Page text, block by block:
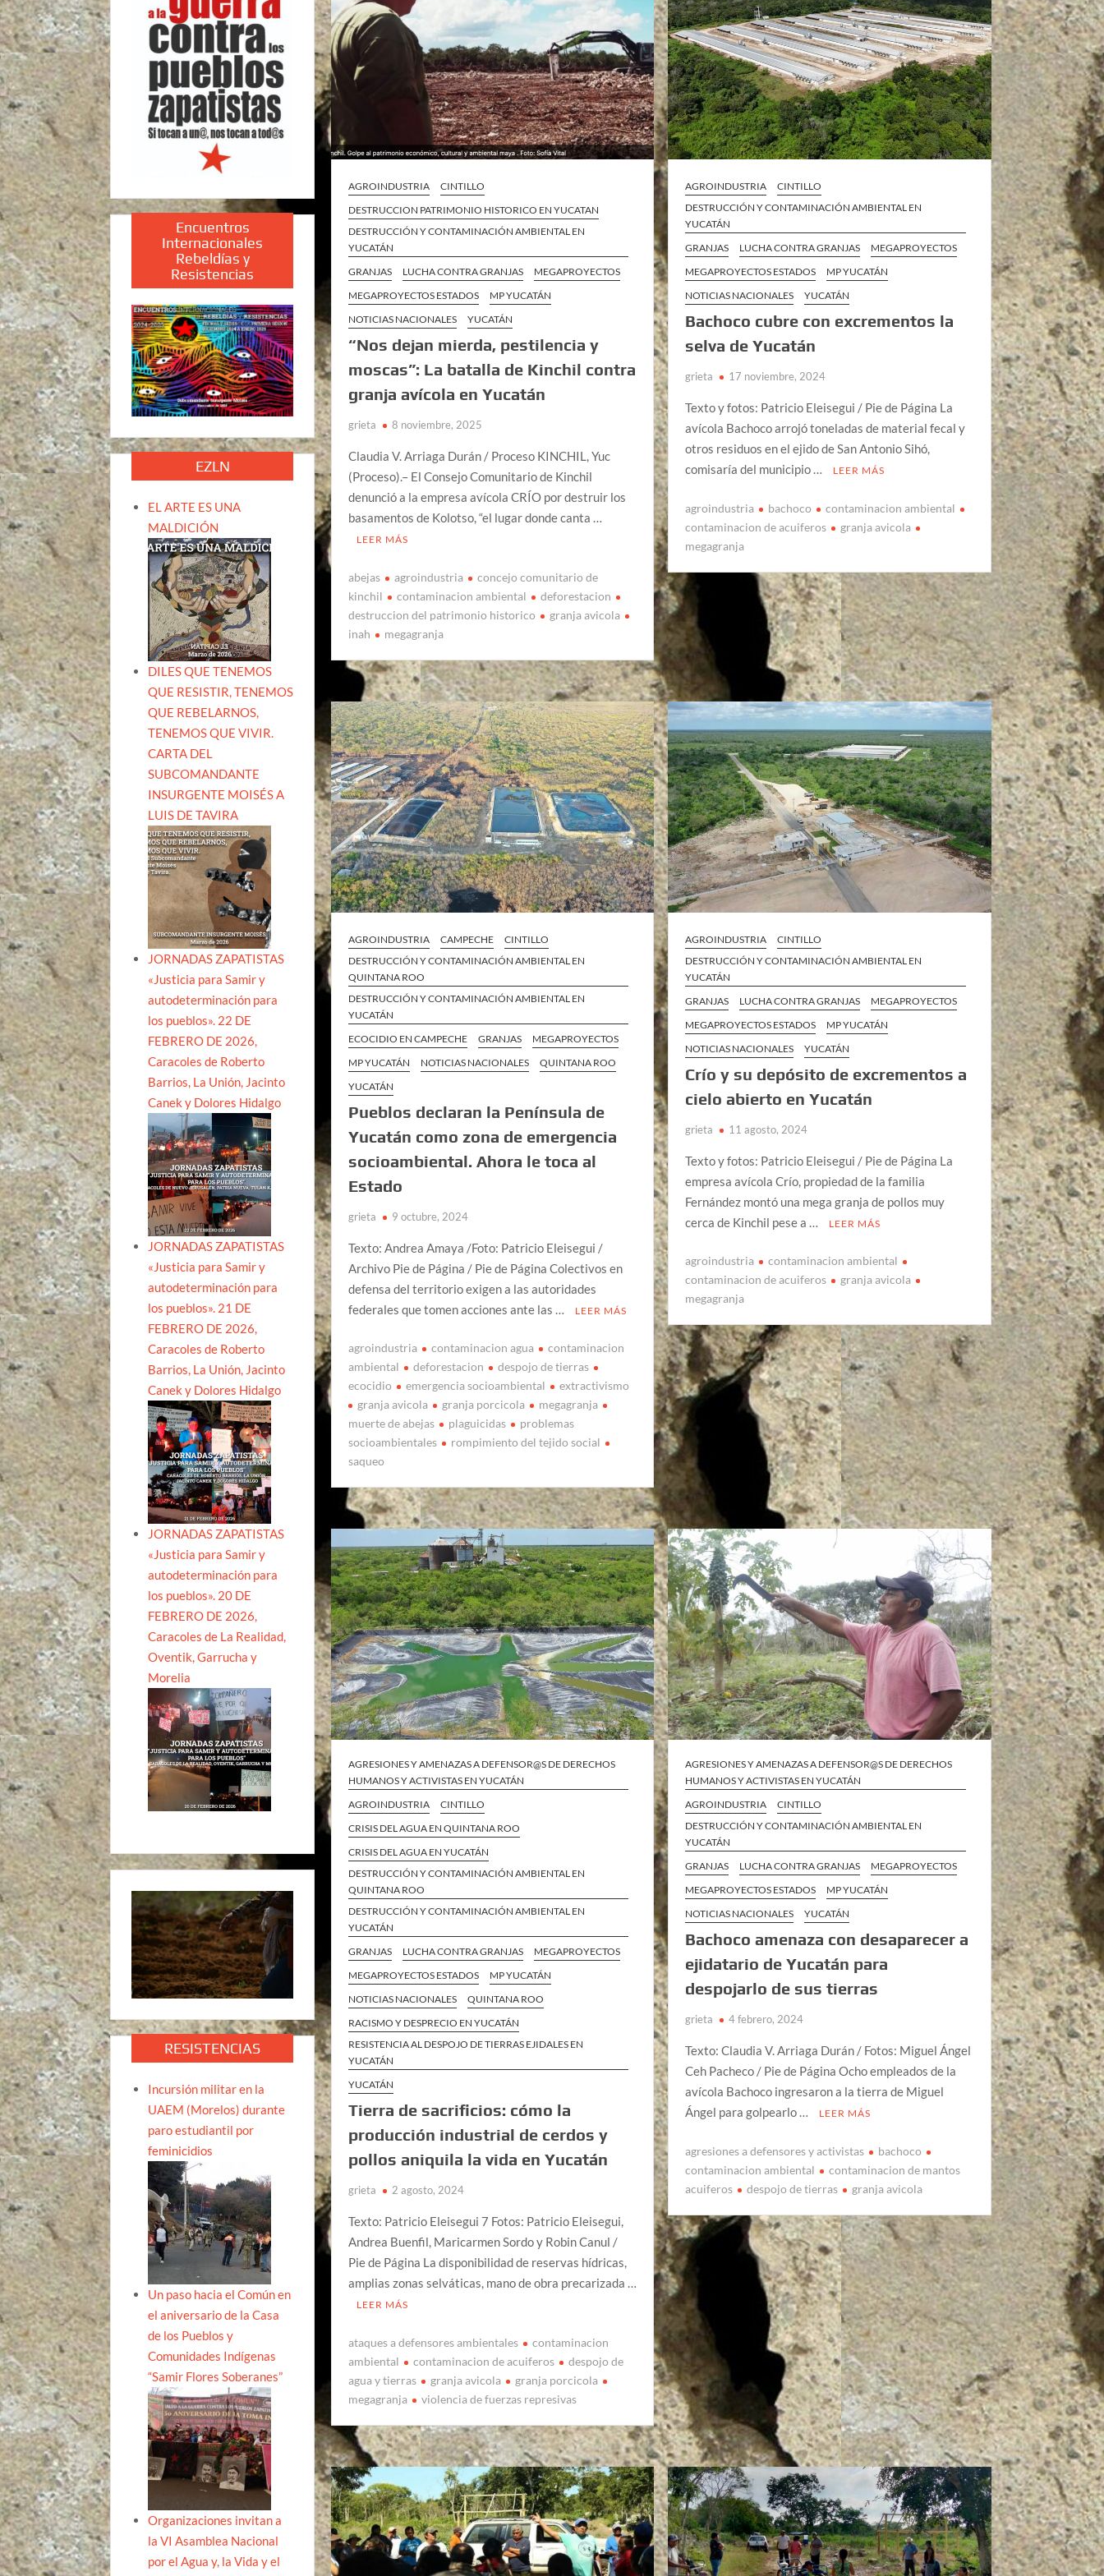
AGROINDUSTRIA
CINTILLO
DESTRUCCION PATRIMONIO HISTORICO EN YUCATAN
DESTRUCCIÓN Y CONTAMINACIÓN AMBIENTAL EN
YUCATÁN
GRANJAS
LUCHA CONTRA GRANJAS
MEGAPROYECTOS
MEGAPROYECTOS ESTADOS
MP YUCATÁN
NOTICIAS NACIONALES
YUCATÁN
“Nos dejan mierda, pestilencia y
moscas”: La batalla de Kinchil contra
granja avícola en Yucatán
grieta 8 noviembre, 2025
Claudia V. Arriaga Durán / Proceso KINCHIL, Yuc
(Proceso).– El Consejo Comunitario de Kinchil
denunció a la empresa avícola CRÍO por destruir los
basamentos de Kolotso, “el lugar donde canta …
LEER MÁS
abejas agroindustria
concejo comunitario de
kinchil
contaminacion ambiental
deforestacion
destruccion del patrimonio historico
granja avicola
inah
megagranja
AGROINDUSTRIA
CINTILLO
DESTRUCCIÓN Y CONTAMINACIÓN AMBIENTAL EN
YUCATÁN
GRANJAS
LUCHA CONTRA GRANJAS
MEGAPROYECTOS
MEGAPROYECTOS ESTADOS
MP YUCATÁN
NOTICIAS NACIONALES
YUCATÁN
Bachoco cubre con excrementos la
selva de Yucatán
grieta 17 noviembre, 2024
Texto y fotos: Patricio Eleisegui / Pie de Página La
avícola Bachoco arrojó toneladas de material fecal y
otros residuos en el ejido de San Antonio Sihó,
comisaría del municipio …
LEER MÁS
agroindustria bachoco
contaminacion ambiental
contaminacion de acuiferos
granja avicola
megagranja
AGROINDUSTRIA CAMPECHE
CINTILLO
DESTRUCCIÓN Y CONTAMINACIÓN AMBIENTAL EN
QUINTANA ROO
DESTRUCCIÓN Y CONTAMINACIÓN AMBIENTAL EN
YUCATÁN
ECOCIDIO EN CAMPECHE
GRANJAS
MEGAPROYECTOS
MP YUCATÁN
NOTICIAS NACIONALES
QUINTANA ROO
YUCATÁN
Pueblos declaran la Península de
Yucatán como zona de emergencia
socioambiental. Ahora le toca al
Estado
grieta 9 octubre, 2024
Texto: Andrea Amaya /Foto: Patricio Eleisegui /
Archivo Pie de Página / Pie de Página Colectivos en
defensa del territorio exigen a las autoridades
federales que tomen acciones ante las …
LEER MÁS
agroindustria contaminacion agua
contaminacion
ambiental
deforestacion
despojo de tierras
ecocidio
emergencia socioambiental
extractivismo
granja avicola
granja porcicola
megagranja
muerte de abejas
plaguicidas
problemas
socioambientales
rompimiento del tejido social
saqueo
AGROINDUSTRIA
CINTILLO
DESTRUCCIÓN Y CONTAMINACIÓN AMBIENTAL EN
YUCATÁN
GRANJAS
LUCHA CONTRA GRANJAS
MEGAPROYECTOS
MEGAPROYECTOS ESTADOS
MP YUCATÁN
NOTICIAS NACIONALES
YUCATÁN
Crío y su depósito de excrementos a
cielo abierto en Yucatán
grieta 11 agosto, 2024
Texto y fotos: Patricio Eleisegui / Pie de Página La
empresa avícola Crío, propiedad de la familia
Fernández montó una mega granja de pollos muy
cerca de Kinchil pese a …
LEER MÁS
agroindustria
contaminacion ambiental
contaminacion de acuiferos
granja avicola
megagranja
AGRESIONES Y AMENAZAS A DEFENSOR@S DE DERECHOS
HUMANOS Y ACTIVISTAS EN YUCATÁN
AGROINDUSTRIA
CINTILLO
CRISIS DEL AGUA EN QUINTANA ROO
CRISIS DEL AGUA EN YUCATÁN
DESTRUCCIÓN Y CONTAMINACIÓN AMBIENTAL EN
QUINTANA ROO
DESTRUCCIÓN Y CONTAMINACIÓN AMBIENTAL EN
YUCATÁN
GRANJAS
LUCHA CONTRA GRANJAS
MEGAPROYECTOS
MEGAPROYECTOS ESTADOS
MP YUCATÁN
NOTICIAS NACIONALES
QUINTANA ROO
RACISMO Y DESPRECIO EN YUCATÁN
RESISTENCIA AL DESPOJO DE TIERRAS EJIDALES EN
YUCATÁN
YUCATÁN
Tierra de sacrificios: cómo la
producción industrial de cerdos y
pollos aniquila la vida en Yucatán
grieta 2 agosto, 2024
Texto: Patricio Eleisegui 7 Fotos: Patricio Eleisegui,
Andrea Buenfil, Maricarmen Sordo y Robin Canul /
Pie de Página La disponibilidad de reservas hídricas,
amplias zonas selváticas, mano de obra precarizada …
LEER MÁS
ataques a defensores ambientales
contaminacion
ambiental
contaminacion de acuiferos
despojo de
agua y tierras
granja avicola
granja porcicola
megagranja
violencia de fuerzas represivas
AGRESIONES Y AMENAZAS A DEFENSOR@S DE DERECHOS
HUMANOS Y ACTIVISTAS EN YUCATÁN
AGROINDUSTRIA
CINTILLO
DESTRUCCIÓN Y CONTAMINACIÓN AMBIENTAL EN
YUCATÁN
GRANJAS
LUCHA CONTRA GRANJAS
MEGAPROYECTOS
MEGAPROYECTOS ESTADOS
MP YUCATÁN
NOTICIAS NACIONALES
YUCATÁN
Bachoco amenaza con desaparecer a
ejidatario de Yucatán para
despojarlo de sus tierras
grieta 4 febrero, 2024
Texto: Claudia V. Arriaga Durán / Fotos: Miguel Ángel
Ceh Pacheco / Pie de Página Ocho empleados de la
avícola Bachoco ingresaron a la tierra de Miguel
Ángel para golpearlo …
LEER MÁS
agresiones a defensores y activistas
bachoco
contaminacion ambiental
contaminacion de mantos
acuiferos
despojo de tierras granja avicola
Encuentros
Internacionales
Rebeldías y
Resistencias
EZLN
EL ARTE ES UNA
MALDICIÓN
DILES QUE TENEMOS
QUE RESISTIR, TENEMOS
QUE REBELARNOS,
TENEMOS QUE VIVIR.
CARTA DEL
SUBCOMANDANTE
INSURGENTE MOISÉS A
LUIS DE TAVIRA
JORNADAS ZAPATISTAS
«Justicia para Samir y
autodeterminación para
los pueblos». 22 DE
FEBRERO DE 2026,
Caracoles de Roberto
Barrios, La Unión, Jacinto
Canek y Dolores Hidalgo
JORNADAS ZAPATISTAS
«Justicia para Samir y
autodeterminación para
los pueblos». 21 DE
FEBRERO DE 2026,
Caracoles de Roberto
Barrios, La Unión, Jacinto
Canek y Dolores Hidalgo
JORNADAS ZAPATISTAS
«Justicia para Samir y
autodeterminación para
los pueblos». 20 DE
FEBRERO DE 2026,
Caracoles de La Realidad,
Oventik, Garrucha y
Morelia
RESISTENCIAS
Incursión militar en la
UAEM (Morelos) durante
paro estudiantil por
feminicidios
Un paso hacia el Común en
el aniversario de la Casa
de los Pueblos y
Comunidades Indígenas
“Samir Flores Soberanes”
Organizaciones invitan a
la VI Asamblea Nacional
por el Agua y, la Vida y el